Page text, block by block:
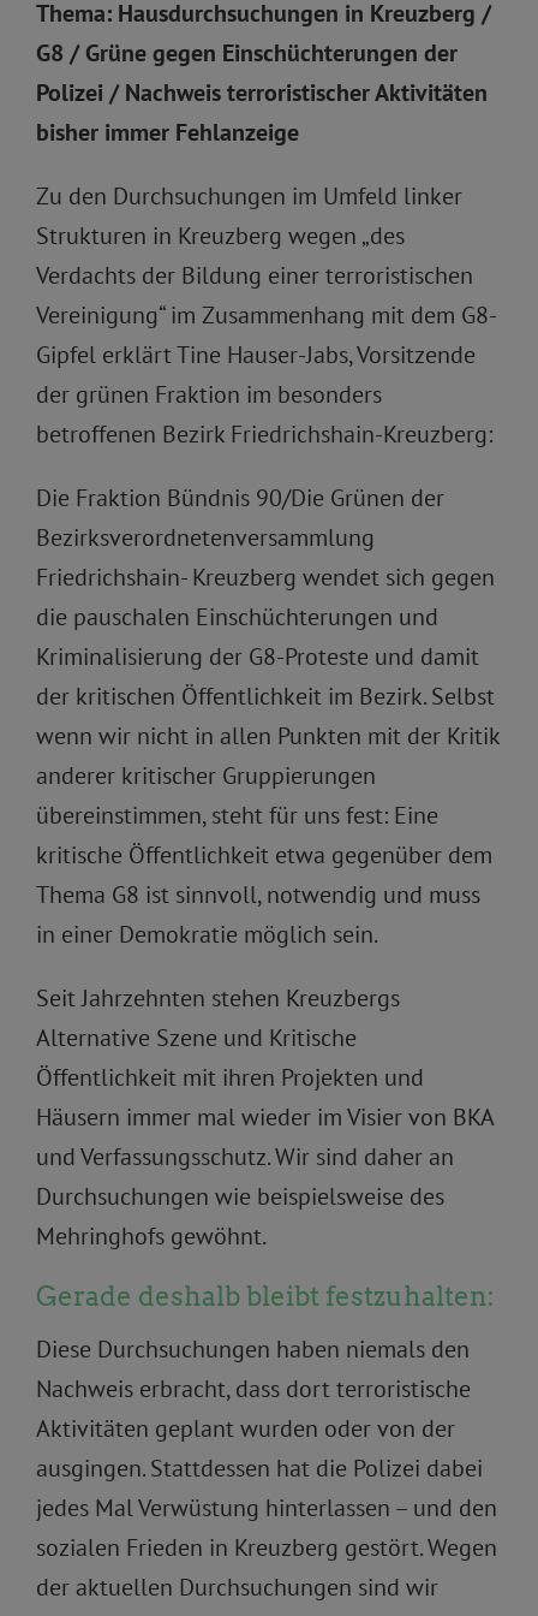
Thema: Hausdurchsuchungen in Kreuzberg /
G8 / Grüne gegen Einschüchterungen der
Polizei / Nachweis terroristischer Aktivitäten
bisher immer Fehlanzeige
Zu den Durchsuchungen im Umfeld linker
Strukturen in Kreuzberg wegen „des
Verdachts der Bildung einer terroristischen
Vereinigung“ im Zusammenhang mit dem G8-
Gipfel erklärt Tine Hauser-Jabs, Vorsitzende
der grünen Fraktion im besonders
betroffenen Bezirk Friedrichshain-Kreuzberg:
Die Fraktion Bündnis 90/Die Grünen der
Bezirksverordnetenversammlung
Friedrichshain- Kreuzberg wendet sich gegen
die pauschalen Einschüchterungen und
Kriminalisierung der G8-Proteste und damit
der kritischen Öffentlichkeit im Bezirk. Selbst
wenn wir nicht in allen Punkten mit der Kritik
anderer kritischer Gruppierungen
übereinstimmen, steht für uns fest: Eine
kritische Öffentlichkeit etwa gegenüber dem
Thema G8 ist sinnvoll, notwendig und muss
in einer Demokratie möglich sein.
Seit Jahrzehnten stehen Kreuzbergs
Alternative Szene und Kritische
Öffentlichkeit mit ihren Projekten und
Häusern immer mal wieder im Visier von BKA
und Verfassungsschutz. Wir sind daher an
Durchsuchungen wie beispielsweise des
Mehringhofs gewöhnt.
Gerade deshalb bleibt festzuhalten:
Diese Durchsuchungen haben niemals den
Nachweis erbracht, dass dort terroristische
Aktivitäten geplant wurden oder von der
ausgingen. Stattdessen hat die Polizei dabei
jedes Mal Verwüstung hinterlassen – und den
sozialen Frieden in Kreuzberg gestört. Wegen
der aktuellen Durchsuchungen sind wir